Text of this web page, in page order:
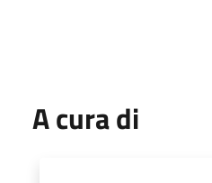
A cura di